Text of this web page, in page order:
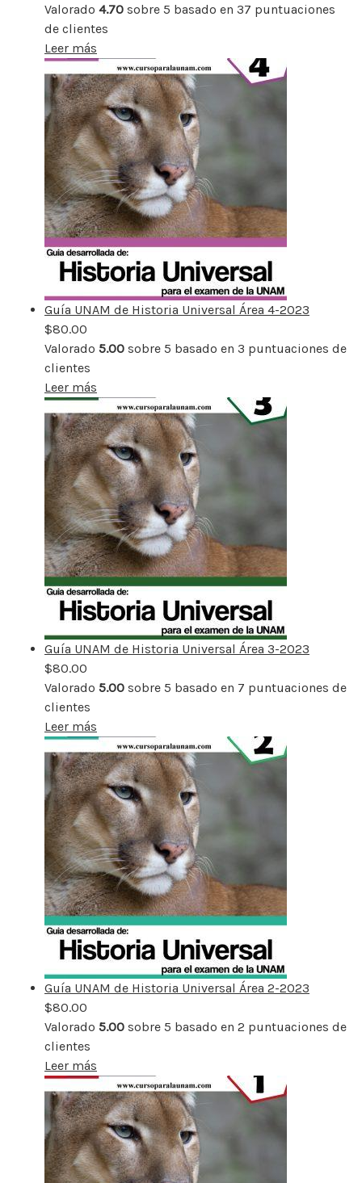
Valorado 4.70 sobre 5 basado en 37 puntuaciones
de clientes
Leer más
Guía UNAM de Historia Universal Área 4-2023
$80.00
Valorado 5.00 sobre 5 basado en 3 puntuaciones de
clientes
Leer más
Guía UNAM de Historia Universal Área 3-2023
$80.00
Valorado 5.00 sobre 5 basado en 7 puntuaciones de
clientes
Leer más
Guía UNAM de Historia Universal Área 2-2023
$80.00
Valorado 5.00 sobre 5 basado en 2 puntuaciones de
clientes
Leer más